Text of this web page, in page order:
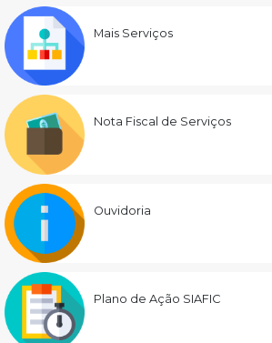
Mais Serviços
Nota Fiscal de Serviços
Ouvidoria
Plano de Ação SIAFIC